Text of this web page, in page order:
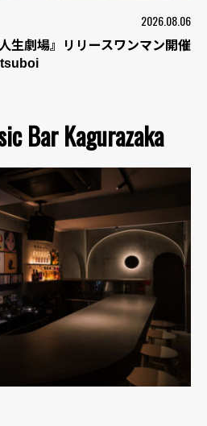
2026.08.06
生劇場』リリースワンマン開催
Bar Kagurazaka